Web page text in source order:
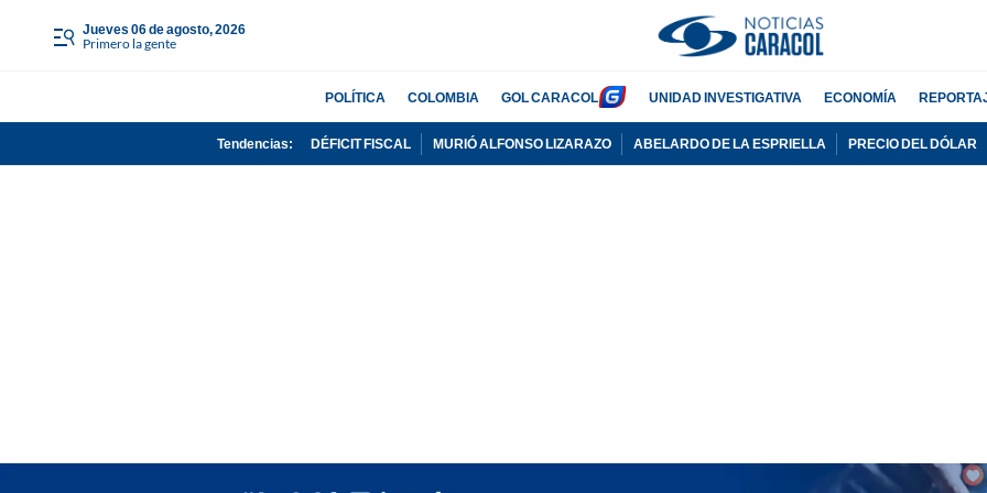
jueves 06 de agosto, 2026
Primero la gente
POLÍTICA COLOMBIA GOL CARACOL UNIDAD INVESTIGATIVA ECONOMÍA
Tendencias: DÉFICIT FISCAL MURIÓ ALFONSO LIZARAZO ABELARDO DE LA ESPRIELLA PRECIO DEL DÓLAR